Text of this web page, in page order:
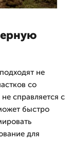
не
со
справляется с
быстро
для